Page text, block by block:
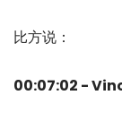
比方说：
00:07:02 -